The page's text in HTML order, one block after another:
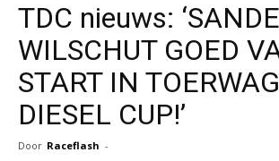
TDC nieuws:
WILSCHUT GOED
START IN
DIESEL CUP!’
Door Raceflash -